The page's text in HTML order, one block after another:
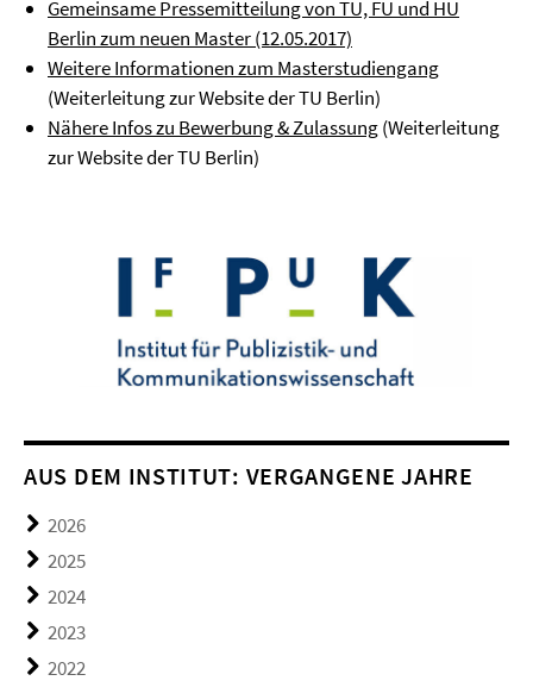
Gemeinsame Pressemitteilung von TU, FU und HU
Berlin zum neuen Master (12.05.2017)
Weitere Informationen zum Masterstudiengang
(Weiterleitung zur Website der TU Berlin)
Nähere Infos zu Bewerbung & Zulassung(Weiterleitung
zur Website der TU Berlin)
AUS DEM INSTITUT: VERGANGENE JAHRE
2026
2025
2024
2023
2022